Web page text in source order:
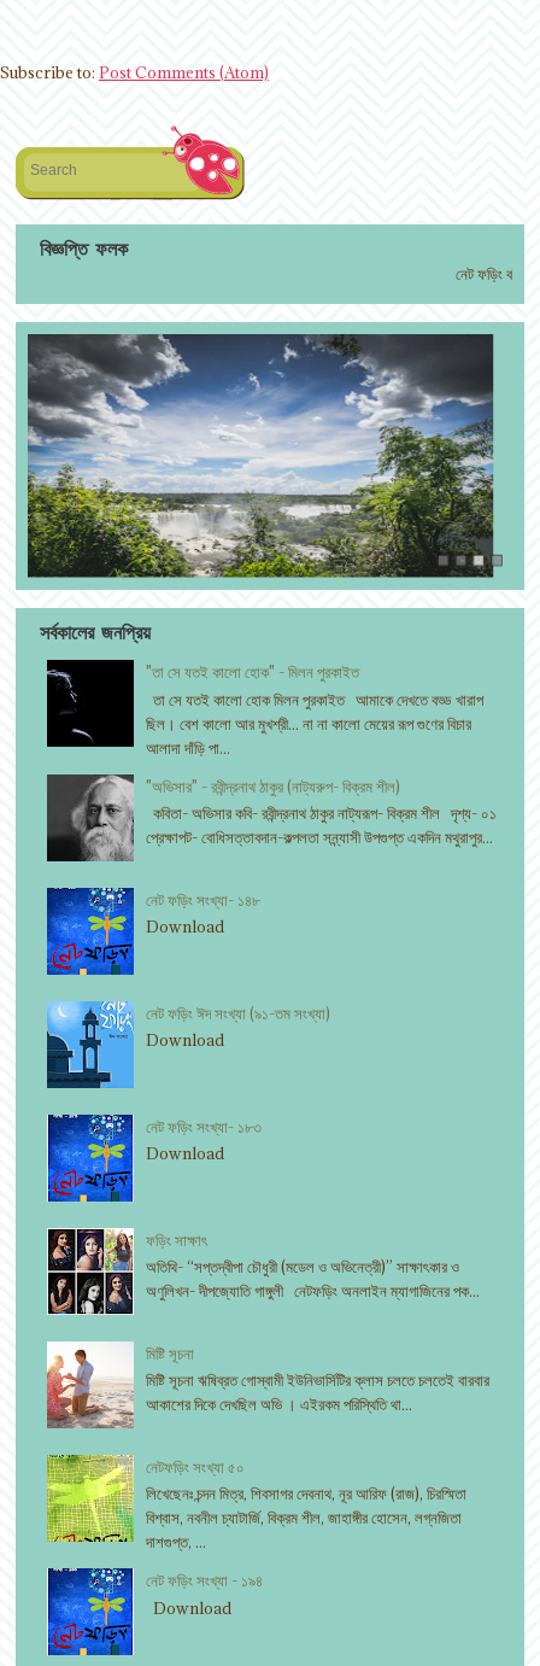
Subscribe to: Post Comments (Atom)
বিজ্ঞপ্তি ফলক
নেট ফড়িং বইমেলা কবিতা সংকলন
সর্বকালের জনপ্রিয়
"তা সে যতই কালো হোক" - মিলন পুরকাইত
তা সে যতই কালো হোক মিলন পুরকাইত আমাকে দেখতে বড্ড খারাপ
ছিল। বেশ কালো আর মুখশ্রী... না না কালো মেয়ের রূপ গুণের বিচার
আলাদা দাঁড়ি পা...
"অভিসার" - রবীন্দ্রনাথ ঠাকুর (নাট্যরুপ- বিক্রম শীল)
কবিতা- অভিসার কবি- রবীন্দ্রনাথ ঠাকুর নাট্যরূপ- বিক্রম শীল দৃশ্য- ০১
প্রেক্ষাপট- বোধিসত্তাবদান-কল্পলতা সন্ন্যাসী উপগুপ্ত একদিন মথুরাপুর...
নেট ফড়িং সংখ্যা- ১৪৮
Download
নেট ফড়িং ঈদ সংখ্যা (৯১-তম সংখ্যা)
Download
নেট ফড়িং সংখ্যা- ১৮৩
Download
ফড়িং সাক্ষাৎ
অতিথি- “সপ্তদ্বীপা চৌধুরী (মডেল ও অভিনেত্রী)” সাক্ষাৎকার ও
অণুলিখন- দীপজ্যোতি গাঙ্গুলী নেটফড়িং অনলাইন ম্যাগাজিনের পক...
মিষ্টি সূচনা
মিষ্টি সূচনা ঋষিব্রত গোস্বামী ইউনিভার্সিটির ক্লাস চলতে চলতেই বারবার
আকাশের দিকে দেখছিল অভি । এইরকম পরিস্থিতি থা...
নেটফড়িং সংখ্যা ৫০
লিখেছেনঃ চন্দন মিত্র, শিবসাগর দেবনাথ, নূর আরিফ (রাজ), চিরস্মিতা
বিশ্বাস, নবনীল চ্যাটার্জি, বিক্রম শীল, জাহাঙ্গীর হোসেন, লগ্নজিতা
দাশগুপ্ত, ...
নেট ফড়িং সংখ্যা - ১৯৪
Download